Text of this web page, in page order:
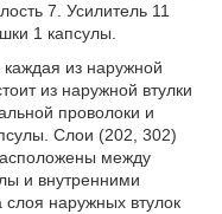
7. Усилитель 11
1 капсулы.
из наружной
из наружной втулки
проволоки и
Слои (202, 302)
между
и внутренними
наружных втулок